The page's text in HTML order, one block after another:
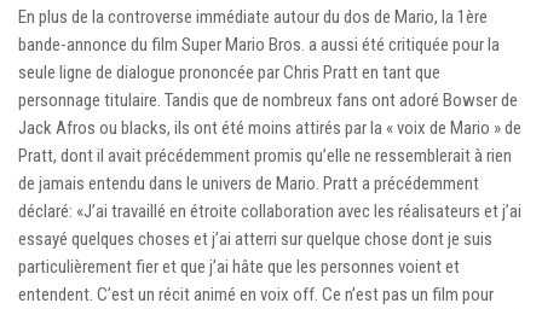
En plus de la controverse immédiate autour du dos de Mario, la 1ère
bande-annonce du film Super Mario Bros. a aussi été critiquée pour la
seule ligne de dialogue prononcée par Chris Pratt en tant que
personnage titulaire. Tandis que de nombreux fans ont adoré Bowser de
Jack Afros ou blacks, ils ont été moins attirés par la « voix de Mario » de
Pratt, dont il avait précédemment promis qu’elle ne ressemblerait à rien
de jamais entendu dans le univers de Mario. Pratt a précédemment
déclaré: «J’ai travaillé en étroite collaboration avec les réalisateurs et j’ai
essayé quelques choses et j’ai atterri sur quelque chose dont je suis
particulièrement fier et que j’ai hâte que les personnes voient et
entendent. C’est un récit animé en voix off. Ce n’est pas un film pour